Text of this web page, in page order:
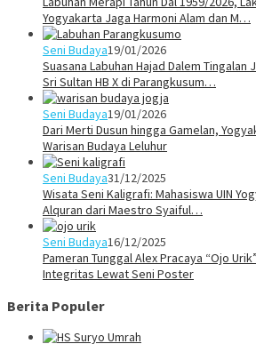
Yogyakarta Jaga Harmoni Alam dan M…
Seni Budaya19/01/2026
Suasana Labuhan Hajad Dalem Tingalan
Sri Sultan HB X di Parangkusum…
Seni Budaya19/01/2026
Dari Merti Dusun hingga Gamelan,
Warisan Budaya Leluhur
Seni Budaya31/12/2025
Wisata Seni Kaligrafi: Mahasiswa UIN
Alquran dari Maestro Syaiful…
Seni Budaya16/12/2025
Pameran Tunggal Alex Pracaya “Ojo
Integritas Lewat Seni Poster
Berita Populer